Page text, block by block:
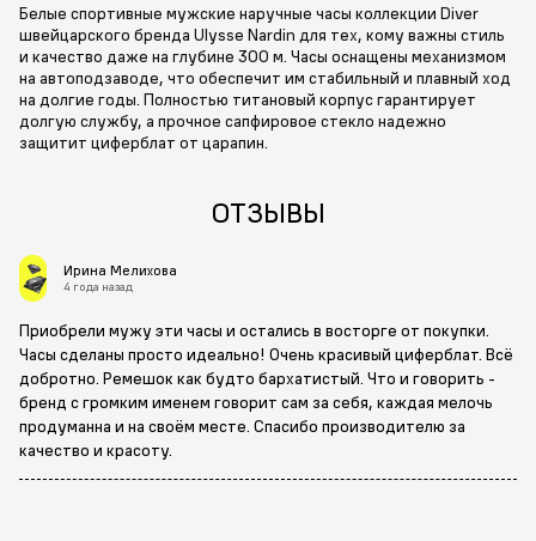
Белые спортивные мужские наручные часы коллекции Diver
швейцарского бренда Ulysse Nardin для тех, кому важны стиль
и качество даже на глубине 300 м. Часы оснащены механизмом
на автоподзаводе, что обеспечит им стабильный и плавный ход
на долгие годы. Полностью титановый корпус гарантирует
долгую службу, а прочное сапфировое стекло надежно
защитит циферблат от царапин.
ОТЗЫВЫ
Ирина Мелихова
4 года назад
Приобрели мужу эти часы и остались в восторге от покупки.
Часы сделаны просто идеально! Очень красивый циферблат. Всё
добротно. Ремешок как будто бархатистый. Что и говорить -
бренд с громким именем говорит сам за себя, каждая мелочь
продуманна и на своём месте. Спасибо производителю за
качество и красоту.